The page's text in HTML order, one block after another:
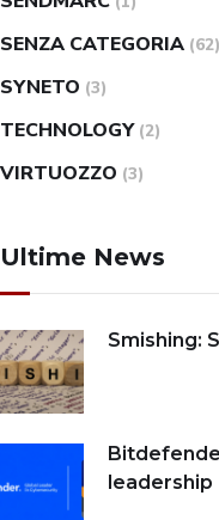
SENZA CATEGORIA (62)
SYNETO (3)
TECHNOLOGY (2)
VIRTUOZZO (3)
Ultime News
Smishing:
leadership